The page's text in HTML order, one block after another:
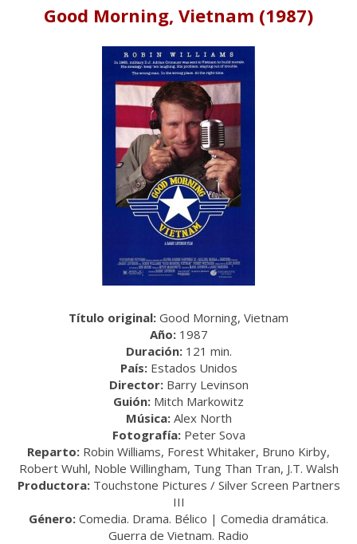
Good Morning, Vietnam (1987)
Título original: Good Morning, Vietnam
Año:1987
Duración:121 min.
País:Estados Unidos
Director:Barry Levinson
Guión: Mitch Markowitz
Música:Alex North
Fotografía:Peter Sova
Reparto: Robin Williams, Forest Whitaker, Bruno Kirby,
Robert Wuhl, Noble Willingham, Tung Than Tran, J.T. Walsh
Productora:Touchstone Pictures / Silver Screen Partners
III
Género: Comedia. Drama. Bélico | Comedia dramática.
Guerra de Vietnam. Radio